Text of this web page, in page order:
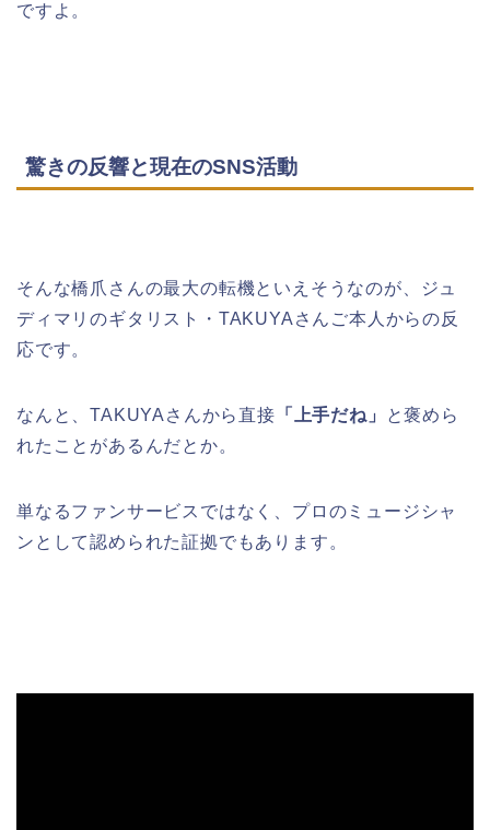
ですよ。
驚きの反響と現在のSNS活動
そんな橋爪さんの最大の転機といえそうなのが、ジュ
ディマリのギタリスト・TAKUYAさんご本人からの反
応です。
なんと、TAKUYAさんから直接 「上手だね」
と褒めら
れたことがあるんだとか。
単なるファンサービスではなく、プロのミュージシャ
ンとして認められた証拠でもあります。